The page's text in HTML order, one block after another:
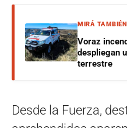
MIRÁ TAMBIÉN
Voraz
despliegan
terrestre
Desde la Fuerza,